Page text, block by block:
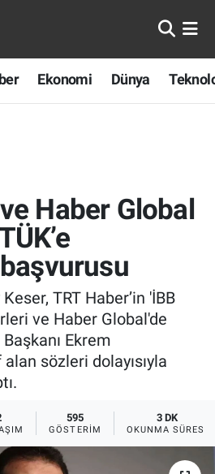
Ekonomi Dünya
Haber Global
TRT Haber’in 'İBB
ve Haber Global'de
Ekrem
sözleri dolayısıyla
595
GÖSTERIM
3 DK
OKUNMA SÜRESI
Evrenive Fikstür